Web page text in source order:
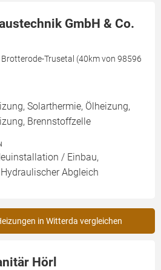
GmbH & Co.
Trusetal (40km von 98596
Solarthermie, Ölheizung,
Brennstoffzelle
/ Einbau,
Abgleich
in Witterda vergleichen
Hörl